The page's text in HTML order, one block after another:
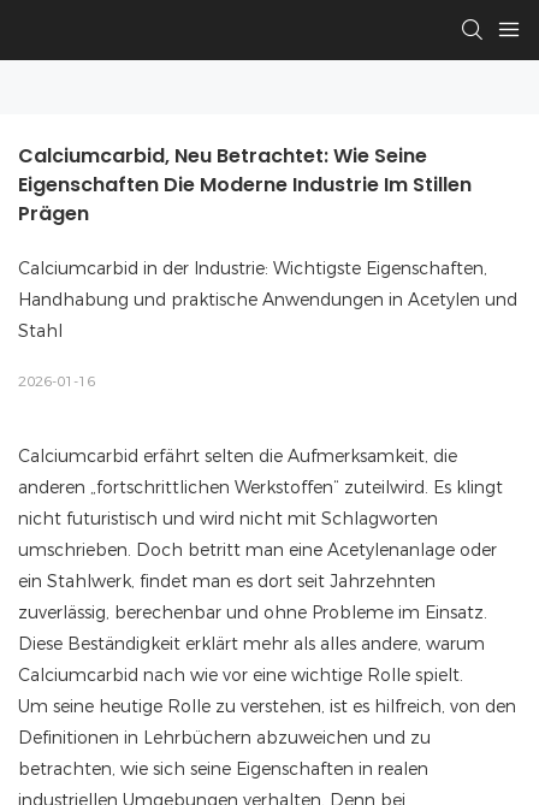
Calciumcarbid, Neu Betrachtet: Wie Seine
Eigenschaften Die Moderne Industrie Im Stillen
Prägen
Calciumcarbid in der Industrie: Wichtigste Eigenschaften,
Handhabung und praktische Anwendungen in Acetylen und
Stahl
2026-01-16
Calciumcarbid erfährt selten die Aufmerksamkeit, die
anderen „fortschrittlichen Werkstoffen“ zuteilwird. Es klingt
nicht futuristisch und wird nicht mit Schlagworten
umschrieben. Doch betritt man eine Acetylenanlage oder
ein Stahlwerk, findet man es dort seit Jahrzehnten
zuverlässig, berechenbar und ohne Probleme im Einsatz.
Diese Beständigkeit erklärt mehr als alles andere, warum
Calciumcarbid nach wie vor eine wichtige Rolle spielt.
Um seine heutige Rolle zu verstehen, ist es hilfreich, von den
Definitionen in Lehrbüchern abzuweichen und zu
betrachten, wie sich seine Eigenschaften in realen
industriellen Umgebungen verhalten. Denn bei